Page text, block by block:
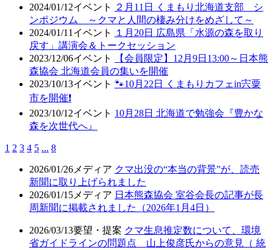
2024/01/12イベント
２月11日 くまもり北海道支部 シ
ンポジウム ～クマと人間の棲み分けをめざして～
2024/01/11 イベント
１月20日 広島県「水源の森を取り
戻す」講演会＆トークセッション
2023/12/06イベント
【会員限定】12月9日13:00～日本熊
森協会 北海道会員の集いを開催
2023/10/13イベント 🐾10月22日 くまもりカフェin宍粟
市を開催❗
2023/10/12イベント 10月28日 北海道で勉強会『豊かな
森を次世代へ』
1 2 3 4 5 ... 8
2026/01/26 メディア クマ出没の“本当の背景”が、読売
新聞に取り上げられました
2026/01/15 メディア 日本熊森協会 室谷会長の記事が長
周新聞に掲載されました（2026年1月4日）
2026/03/13要望・提案 クマ生息推定数について、環境
省ガイドラインの問題点 山上俊彦氏からの意見（ 統